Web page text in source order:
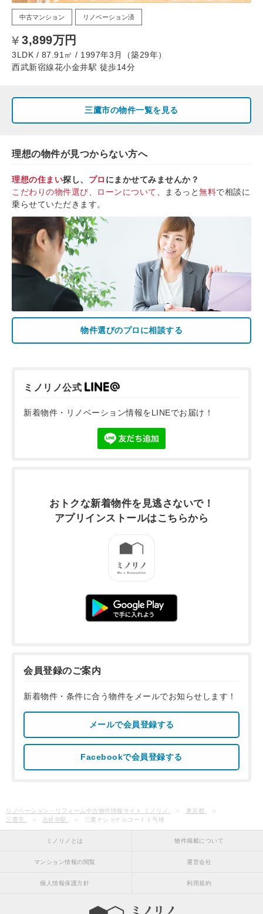
中古マンション リノベーション済
3,899万円
3LDK / 87.91㎡ / 1997年3月（築29年）
西武新宿線花小金井駅 徒歩14分
三鷹市の物件一覧を見る
理想の物件が見つからない方へ
理想の住まい探し、 プロ にまかせてみませんか？
こだわりの物件選び
ローンについて 、まるっと無料で相談に
乗らせていただきます。
物件選びのプロに相談する
ミノリノ公式
新着物件・リノベーション情報をLINEでお届け！
おトクな新着物件を 見逃さないで！
アプリインストールはこちらから
会員登録のご案内
新着物件・条件に合う物件をメールでお知らせします！
メールで会員登録する
Facebookで会員登録する
リノベーション・リフォーム中古物件情報サイト ミノリノ
東京都
三鷹市
吉祥寺駅 三鷹ナショナルコート１号棟
ミノリノとは 物件掲載について
マンション情報の閲覧 運営会社
個人情報保護方針 利用規約